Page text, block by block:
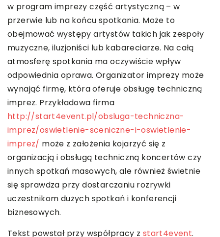
w program imprezy część artystyczną – w
przerwie lub na końcu spotkania. Może to
obejmować występy artystów takich jak zespoły
muzyczne, iluzjoniści lub kabareciarze. Na całą
atmosferę spotkania ma oczywiście wpływ
odpowiednia oprawa. Organizator imprezy może
wynająć firmę, która oferuje obsługę techniczną
imprez. Przykładowa firma
http://start4event.pl/obsluga-techniczna-
imprez/oswietlenie-sceniczne-i-oswietlenie-
imprez/ może z założenia kojarzyć się z
organizacją i obsługą techniczną koncertów czy
innych spotkań masowych, ale również świetnie
się sprawdza przy dostarczaniu rozrywki
uczestnikom dużych spotkań i konferencji
biznesowych.
Tekst powstał przy współpracy z start4event.